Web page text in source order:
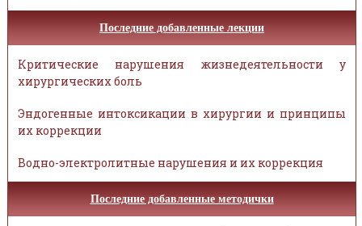
Последние добавленные лекции
Критические нарушения жизнедеятельности у
хирургических боль
Эндогенные интоксикации в хирургии и принципы
их коррекции
Водно-электролитные нарушения и их коррекция
Последние добавленные методички